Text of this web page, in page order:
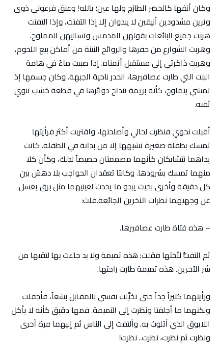
وكان أنفها كالخضر الطازج ولها عين؛ يالله! وعنق فرعوني ذوي
وترين مشدودين أنيقين لا يبدوان إلا إذا التفتت، وإذا التفتت
هربت جميع البائعات بفولهن المدمس وتساليهن المملوح.
وهربت الشوارع من حفرها والروائح النتنة من أماكن بيع اللحوم،
وهربت ذاكرتي إلى مستقبل أتمناه. إذا صببت ماءً في هامة
البنت التي طارت عصافيرها، انحدر ناحية الجبهة. وكان جسمها إذ
تمشي يتماوج، كأنه بريمة تنداح دوائرها في قطعة خشب تنوي
ثقبه.
أقبلت نحوي فنظرت لحالي وأصلحتها، واقتربت أكثر فرأيتها
تمسك بطفلة صغيرة تشبهها إلا من بدانة في الطفلة. كانت
يداهما تتشابكان كأنهما مصممتان خصيصاً لذلك، وكأن كلا
منهما تمسك بشرودها. وكانتا تعقدان الحواجب بلا دهش بين
كل دقيقة وأخرى بحيث يبدو ما يحدث لعينيهما مثل برق يغسل
عن وجهيهما نظرات الآخرين الجائعة.قلت:
– هذه فتاة طارت عصافيرها.
ثم التفتُّ لأختها فقلت: هذه تميمة ولا بد جاءت بها لتقيها من
شر الآخرين. هذه تميمة طارت راحتها.
ورأيتهما كثيراً جداً حتى تخيَّلت نفسي بالمقابل بشعاً، فأجفلت
ولكنهما ما أجلفتا ونظرت إلى التميمة. فمها دقيق كأنه لا يأكل
اللايوق الذي أتلوث به. وألتفت إلى الناس ثم إليهما مرة أخرى
ونظرت ثم نظرت، نظرت.. نظرت!